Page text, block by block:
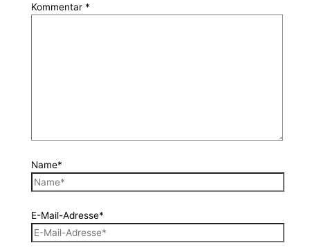
Kommentar *
Name*
E-Mail-Adresse*